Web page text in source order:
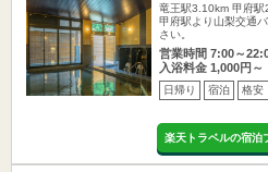
竜王駅3.10km 甲府駅
甲府駅より山梨交通
さい。
営業時間 7:00～
入浴料金 1,000円～
日帰り 宿泊 格安
楽天トラベルの宿泊